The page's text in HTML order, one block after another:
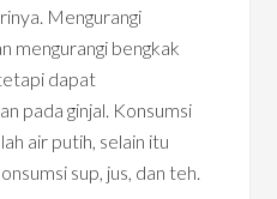
Mengurangi
mengurangi bengkak
dapat
pada ginjal. Konsumsi
air putih, selain itu
sup, jus, dan teh.